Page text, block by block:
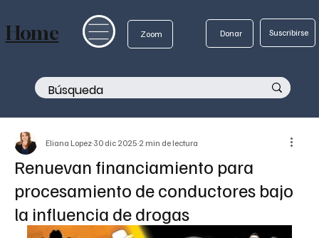
Zoom Donar Suscribirse
Home
Renuevan financiamiento para
procesamiento de conductores bajo
la influencia de drogas
Eliana Lopez 30 dic 2025 2 min de lectura